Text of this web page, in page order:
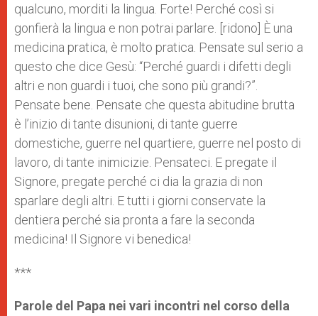
qualcuno, morditi la lingua. Forte! Perché così si
gonfierà la lingua e non potrai parlare. [ridono] È una
medicina pratica, è molto pratica. Pensate sul serio a
questo che dice Gesù: “Perché guardi i difetti degli
altri e non guardi i tuoi, che sono più grandi?”.
Pensate bene. Pensate che questa abitudine brutta
è l’inizio di tante disunioni, di tante guerre
domestiche, guerre nel quartiere, guerre nel posto di
lavoro, di tante inimicizie. Pensateci. E pregate il
Signore, pregate perché ci dia la grazia di non
sparlare degli altri. E tutti i giorni conservate la
dentiera perché sia pronta a fare la seconda
medicina! Il Signore vi benedica!
***
Parole del Papa nei vari incontri nel corso della